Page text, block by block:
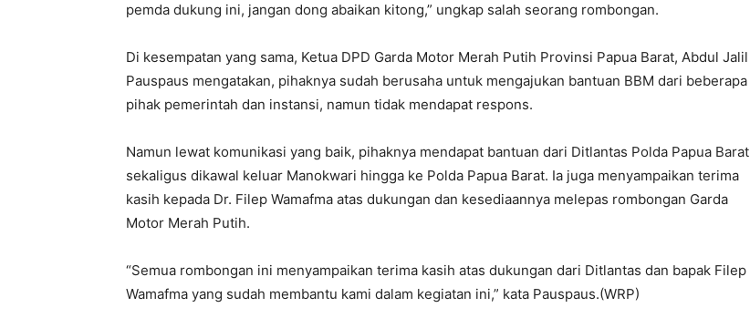
pemda dukung ini, jangan dong abaikan kitong,” ungkap salah seorang rombongan.
Di kesempatan yang sama, Ketua DPD Garda Motor Merah Putih Provinsi Papua Barat, Abdul Jalil
Pauspaus mengatakan, pihaknya sudah berusaha untuk mengajukan bantuan BBM dari beberapa
pihak pemerintah dan instansi, namun tidak mendapat respons.
Namun lewat komunikasi yang baik, pihaknya mendapat bantuan dari Ditlantas Polda Papua Barat
sekaligus dikawal keluar Manokwari hingga ke Polda Papua Barat. Ia juga menyampaikan terima
kasih kepada Dr. Filep Wamafma atas dukungan dan kesediaannya melepas rombongan Garda
Motor Merah Putih.
“Semua rombongan ini menyampaikan terima kasih atas dukungan dari Ditlantas dan bapak Filep
Wamafma yang sudah membantu kami dalam kegiatan ini,” kata Pauspaus.(WRP)